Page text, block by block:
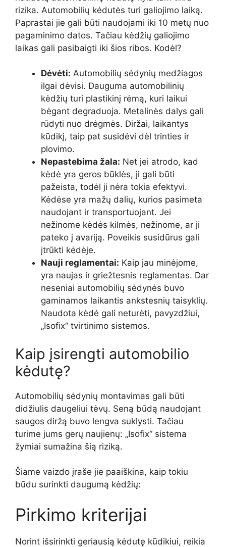
rizika. Automobilių kėdutės turi galiojimo laiką.
Paprastai jie gali būti naudojami iki 10 metų nuo
pagaminimo datos. Tačiau kėdžių galiojimo
laikas gali pasibaigti iki šios ribos. Kodėl?
Dėvėti: Automobilių sėdynių medžiagos
ilgai dėvisi. Dauguma automobilinių
kėdžių turi plastikinį rėmą, kuri laikui
bėgant degraduoja. Metalinės dalys gali
rūdyti nuo drėgmės. Diržai, laikantys
kūdikį, taip pat susidėvi dėl trinties ir
plovimo.
Nepastebima žala: Net jei atrodo, kad
kėdė yra geros būklės, ji gali būti
pažeista, todėl ji nėra tokia efektyvi.
Kėdėse yra mažų dalių, kurios pasimeta
naudojant ir transportuojant. Jei
nežinome kėdės kilmės, nežinome, ar ji
pateko į avariją. Poveikis susidūrus gali
įtrūkti kėdėje.
Nauji reglamentai: Kaip jau minėjome,
yra naujas ir griežtesnis reglamentas. Dar
neseniai automobilių sėdynės buvo
gaminamos laikantis ankstesnių taisyklių.
Naudota kėdė gali neturėti, pavyzdžiui,
„Isofix“ tvirtinimo sistemos.
Kaip įsirengti automobilio
kėdutę?
Automobilių sėdynių montavimas gali būti
didžiulis daugeliui tėvų. Seną būdą naudojant
saugos diržą buvo lengva suklysti. Tačiau
turime jums gerų naujienų: „Isofix“ sistema
žymiai sumažina šią riziką.
Šiame vaizdo įraše jie paaiškina, kaip tokiu
būdu surinkti daugumą kėdžių:
Pirkimo kriterijai
Norint išsirinkti geriausią kėdutę kūdikiui, reikia